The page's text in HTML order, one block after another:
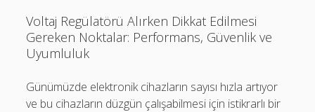
Voltaj Regülatörü Alırken Dikkat Edilmesi
Gereken Noktalar: Performans, Güvenlik ve
Uyumluluk
Günümüzde elektronik cihazların sayısı hızla artıyor
ve bu cihazların düzgün çalışabilmesi için istikrarlı bir